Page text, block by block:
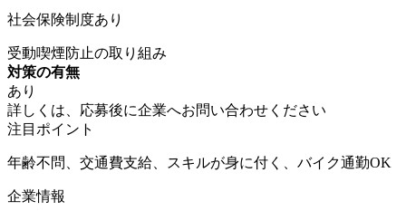
社会保険制度あり
受動喫煙防止の取り組み
対策の有無
あり
詳しくは、応募後に企業へお問い合わせください
注目ポイント
年齢不問、交通費支給、スキルが身に付く、バイク通勤OK
企業情報